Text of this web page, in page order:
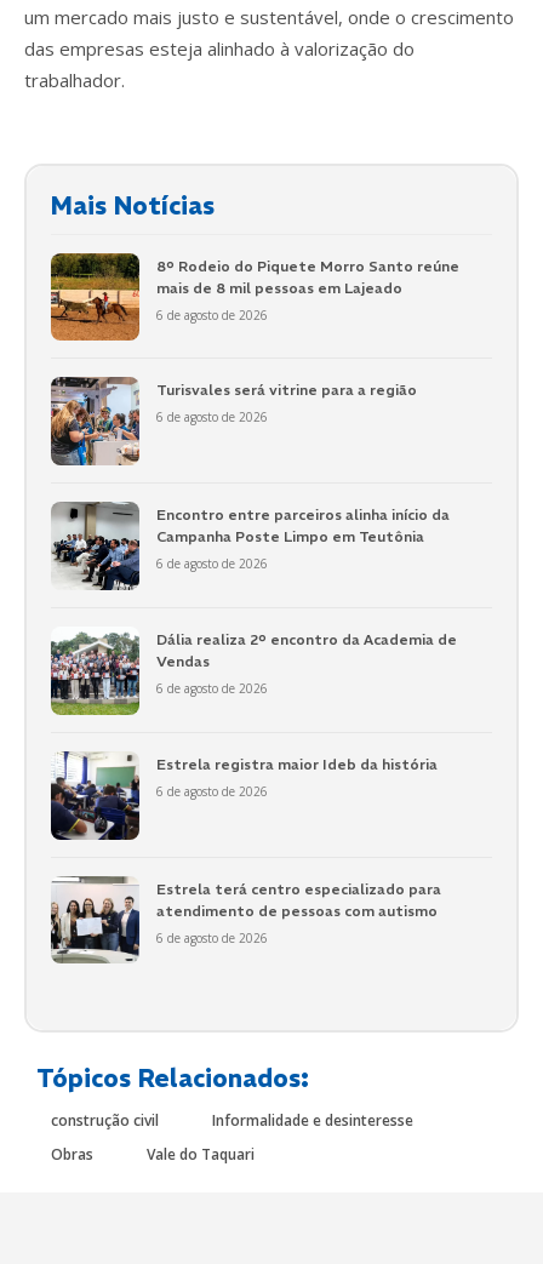
um mercado mais justo e sustentável, onde o crescimento
das empresas esteja alinhado à valorização do
trabalhador.
Mais Notícias
8º Rodeio do Piquete Morro Santo reúne
mais de 8 mil pessoas em Lajeado
6 de agosto de 2026
Turisvales será vitrine para a região
6 de agosto de 2026
Encontro entre parceiros alinha início da
Campanha Poste Limpo em Teutônia
6 de agosto de 2026
Dália realiza 2º encontro da Academia de
Vendas
6 de agosto de 2026
Estrela registra maior Ideb da história
6 de agosto de 2026
Estrela terá centro especializado para
atendimento de pessoas com autismo
6 de agosto de 2026
Tópicos Relacionados:
construção civil
Informalidade e desinteresse
Obras
Vale do Taquari